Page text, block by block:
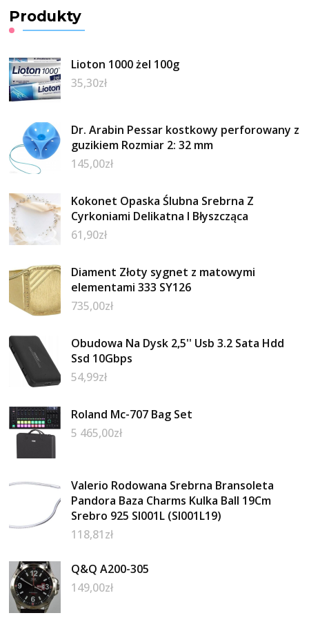
Produkty
Lioton 1000 żel 100g
35,30zł
Dr. Arabin Pessar kostkowy perforowany z
guzikiem Rozmiar 2: 32 mm
145,00zł
Kokonet Opaska Ślubna Srebrna Z
Cyrkoniami Delikatna I Błyszcząca
61,90zł
Diament Złoty sygnet z matowymi
elementami 333 SY126
735,00zł
Obudowa Na Dysk 2,5'' Usb 3.2 Sata Hdd
Ssd 10Gbps
54,99zł
Roland Mc-707 Bag Set
5 465,00zł
Valerio Rodowana Srebrna Bransoleta
Pandora Baza Charms Kulka Ball 19Cm
Srebro 925 Sl001L (Sl001L19)
118,81zł
Q&Q A200-305
149,00zł